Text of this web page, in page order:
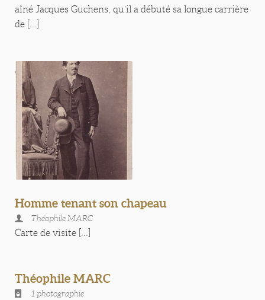
aîné Jacques Guchens, qu’il a débuté sa longue carrière
de [...]
Homme tenant son chapeau
Théophile MARC
Carte de visite [...]
Théophile MARC
1 photographie